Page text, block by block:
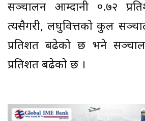
सञ्चालन आम्दानी ०.७२
त्यसैगरी, लघुवित्तको कुल
प्रतिशत बढेको छ भने
प्रतिशत बढेको छ ।